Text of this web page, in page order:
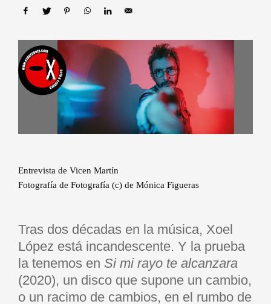
Entrevista de Vicen Martín
Fotografía de Fotografía (c) de Mónica Figueras
Tras dos décadas en la música, Xoel
López está incandescente. Y la prueba
la tenemos en Si mi rayo te alcanzara
(2020), un disco que supone un cambio,
o un racimo de cambios, en el rumbo de